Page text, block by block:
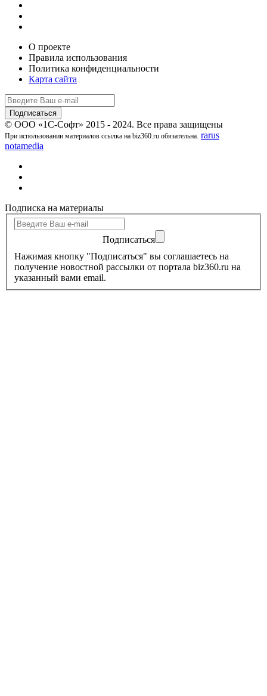
О проекте
Правила использования
Политика конфиденциальности
Карта сайта
© ООО «1С-Софт» 2015 - 2024. Все права защищены
При использовании материалов ссылка на biz360.ru обязательна. rarus
notamedia
Подписка на материалы
Подписаться
Нажимая кнопку "Подписаться" вы соглашаетесь на
получение новостной рассылки от портала biz360.ru на
указанный вами email.